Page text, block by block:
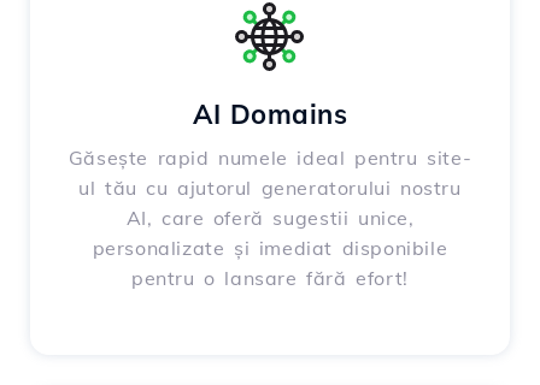
AI Domains
Găsește rapid numele ideal pentru site-
ul tău cu ajutorul generatorului nostru
AI, care oferă sugestii unice,
personalizate și imediat disponibile
pentru o lansare fără efort!